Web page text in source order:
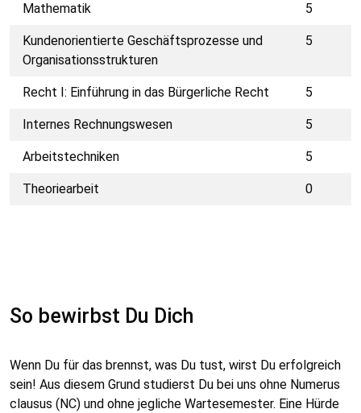
Mathematik 5
Kundenorientierte Geschäftsprozesse und
Organisationsstrukturen
5
Recht I: Einführung in das Bürgerliche Recht 5
Internes Rechnungswesen 5
Arbeitstechniken 5
Theoriearbeit 0
So bewirbst Du Dich
Wenn Du für das brennst, was Du tust, wirst Du erfolgreich
sein! Aus diesem Grund studierst Du bei uns ohne Numerus
clausus (NC) und ohne jegliche Wartesemester. Eine Hürde